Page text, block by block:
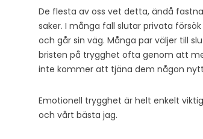
De flesta av oss vet detta, ändå
saker. I många fall slutar privata
och går sin väg. Många par väljer till
bristen på trygghet ofta genom att
inte kommer att tjäna dem någon
Emotionell trygghet är helt enkelt
och vårt bästa jag.